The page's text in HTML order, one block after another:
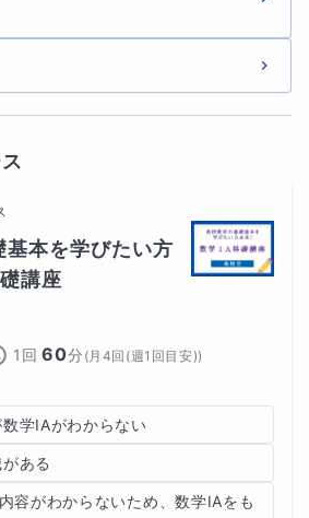
基本を学びたい方
講座
1回 60分 (月4回(週1回目安))
学ⅠAがわからない
ある
容がわからないため、数学ⅠAをも